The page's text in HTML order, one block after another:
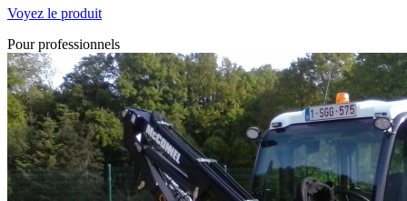
Voyez le produit
Pour professionnels